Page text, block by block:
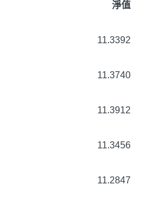
淨值
11.3392
11.3740
11.3912
11.3456
11.2847